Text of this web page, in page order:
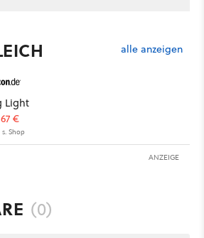
alle anzeigen
Light
€
Shop
ANZEIGE
(0)